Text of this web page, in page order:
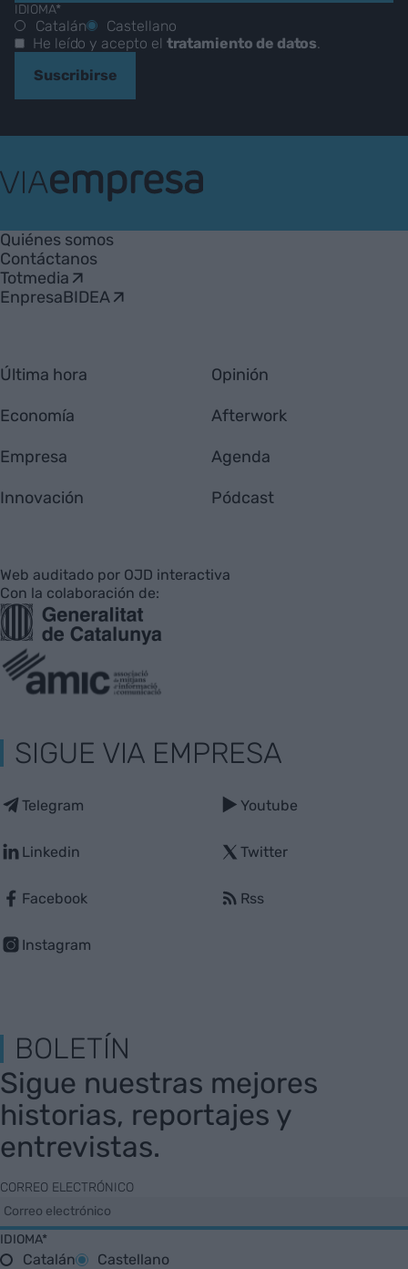
IDIOMA*
Catalán
Castellano
He leído y acepto el tratamiento de datos
Suscribirse
Empresa
Quiénes somos
Contáctanos
Totmedia
EnpresaBIDEA
Última hora
Economía
Empresa
Innovación
Opinión
Afterwork
Agenda
Pódcast
Web auditado por OJD interactiva
Con la colaboración de:
SIGUE VIA EMPRESA
Telegram
Linkedin
Facebook
Instagram
Youtube
Twitter
Rss
BOLETÍN
Sigue nuestras mejores
historias, reportajes y
entrevistas.
CORREO ELECTRÓNICO
IDIOMA*
Catalán Castellano